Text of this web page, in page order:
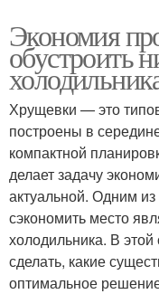
Экономия
обустроить
Хрущевки — это
построены в
компактной
делает задачу
актуальной. Одним
сэкономить место
холодильника. В
сделать, какие
оптимальное